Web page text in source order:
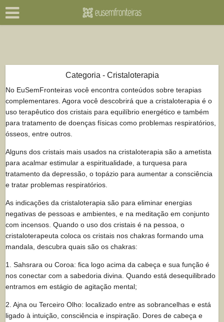
Categoria - Cristaloterapia
No EuSemFronteiras você encontra conteúdos sobre terapias
complementares. Agora você descobrirá que a cristaloterapia é o
uso terapêutico dos cristais para equilíbrio energético e também
para tratamento de doenças físicas como problemas respiratórios,
ósseos, entre outros.
Alguns dos cristais mais usados na cristaloterapia são a ametista
para acalmar estimular a espiritualidade, a turquesa para
tratamento da depressão, o topázio para aumentar a consciência
e tratar problemas respiratórios.
As indicações da cristaloterapia são para eliminar energias
negativas de pessoas e ambientes, e na meditação em conjunto
com incensos. Quando o uso dos cristais é na pessoa, o
cristaloterapeuta coloca os cristais nos chakras formando uma
mandala, descubra quais são os chakras:
1. Sahsrara ou Coroa: fica logo acima da cabeça e sua função é
nos conectar com a sabedoria divina. Quando está desequilibrado
entramos em estágio de agitação mental;
2. Ajna ou Terceiro Olho: localizado entre as sobrancelhas e está
ligado à intuição, consciência e inspiração. Dores de cabeça e